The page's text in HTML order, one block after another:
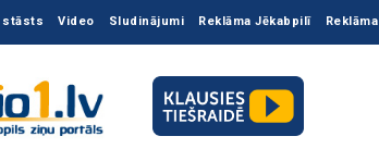
stāsts Video Sludinājumi Reklāma Jēkabpilī